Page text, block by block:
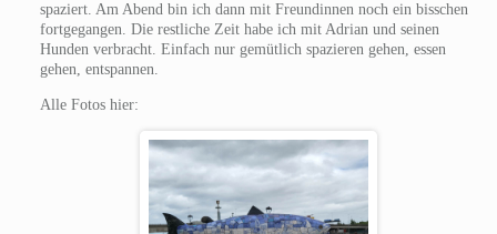
spaziert. Am Abend bin ich dann mit Freundinnen noch ein bisschen
fortgegangen. Die restliche Zeit habe ich mit Adrian und seinen
Hunden verbracht. Einfach nur gemütlich spazieren gehen, essen
gehen, entspannen.
Alle Fotos hier: